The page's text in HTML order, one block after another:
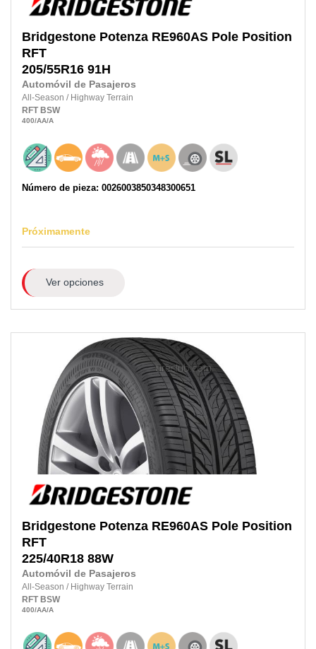
Bridgestone Potenza RE960AS Pole Position
RFT
205/55R16 91H
Automóvil de Pasajeros
All-Season / Highway Terrain
RFT BSW
400/AA/A
Número de pieza: 0026003850348300651
Próximamente
Ver opciones
Bridgestone Potenza RE960AS Pole Position
RFT
225/40R18 88W
Automóvil de Pasajeros
All-Season / Highway Terrain
RFT BSW
400/AA/A